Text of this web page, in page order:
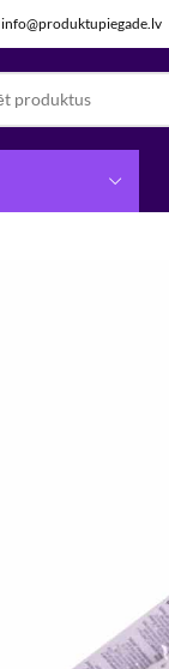
info@produktupiegade.lv